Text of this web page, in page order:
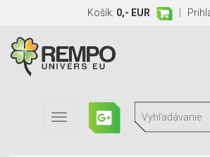
Košík: 0,- EUR |
Toggle
navigation